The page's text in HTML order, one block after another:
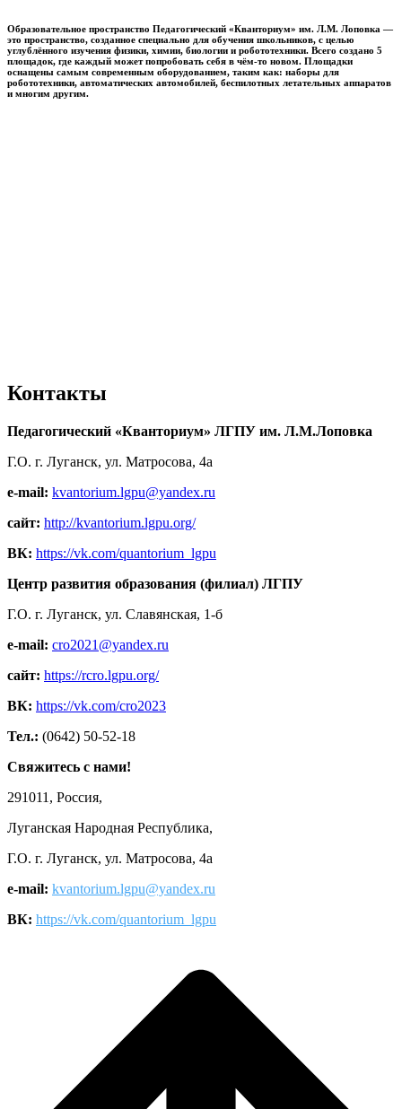
Образовательное пространство Педагогический «Кванториум» им. Л.М. Лоповка —
это пространство, созданное специально для обучения школьников, с целью
углублённого изучения физики, химии, биологии и робототехники. Всего создано 5
площадок, где каждый может попробовать себя в чём-то новом. Площадки
оснащены самым современным оборудованием, таким как: наборы для
робототехники, автоматических автомобилей, беспилотных летательных аппаратов
и многим другим.
Контакты
Педагогический «Кванториум» ЛГПУ им. Л.М.Лоповка
Г.О. г. Луганск, ул. Матросова, 4а
e-mail: kvantorium.lgpu@yandex.ru
сайт: http://kvantorium.lgpu.org/
ВК: https://vk.com/quantorium_lgpu
Центр развития образования (филиал) ЛГПУ
Г.О. г. Луганск, ул. Славянская, 1-б
e-mail: cro2021@yandex.ru
сайт: https://rcro.lgpu.org/
ВК: https://vk.com/cro2023
Тел.: (0642) 50-52-18
Свяжитесь с нами!
291011, Россия,
Луганская Народная Республика,
Г.О. г. Луганск, ул. Матросова, 4а
e-mail: kvantorium.lgpu@yandex.ru
ВК: https://vk.com/quantorium_lgpu